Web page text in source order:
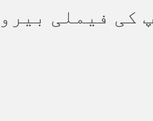
کی فیملی